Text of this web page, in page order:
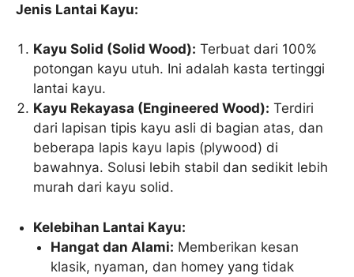
Jenis Lantai Kayu:
Kayu Solid (Solid Wood): Terbuat dari 100%
potongan kayu utuh. Ini adalah kasta tertinggi
lantai kayu.
Kayu Rekayasa (Engineered Wood): Terdiri
dari lapisan tipis kayu asli di bagian atas, dan
beberapa lapis kayu lapis (plywood) di
bawahnya. Solusi lebih stabil dan sedikit lebih
murah dari kayu solid.
Kelebihan Lantai Kayu:
Hangat dan Alami: Memberikan kesan
klasik, nyaman, dan homey yang tidak